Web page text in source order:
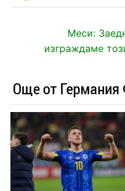
Меси:
изграждаме
Още от Германия